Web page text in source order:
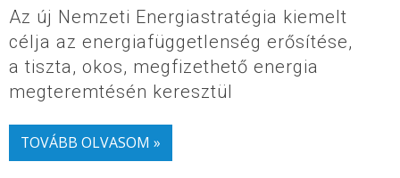
Az új Nemzeti Energiastratégia kiemelt
célja az energiafüggetlenség erősítése,
a tiszta, okos, megfizethető energia
megteremtésén keresztül
TOVÁBB OLVASOM »